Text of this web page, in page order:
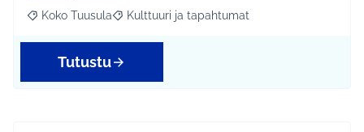
Rajaa tulokset aihepiirin mukaan: Koko Tuusula
Koko Tuusula Rajaa tulokset teeman mukaan: Kulttuuri ja
Kulttuuri ja tapahtumat
Tutustu